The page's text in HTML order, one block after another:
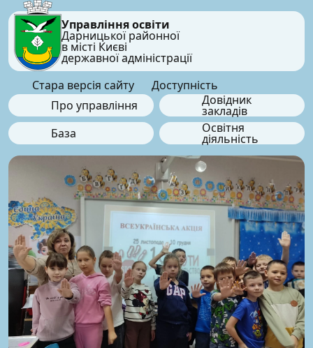
Управління освіти
Дарницької районної
в місті Києві
державної адміністрації
Стара версія сайту
Доступність
Про управління
Довідник
закладів
База
Освітня
діяльність